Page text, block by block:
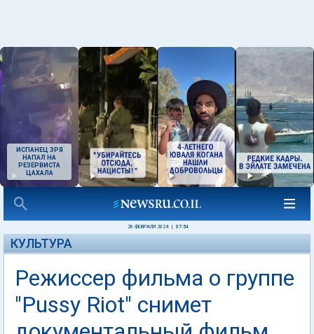
ИСПАНЕЦ ЗРЯ
НАПАЛ НА
РЕЗЕРВИСТА
ЦАХАЛА
28 ФЕВРАЛЯ 2024 07:54
КУЛЬТУРА
Режиссер фильма о группе
"Pussy Riot" снимет